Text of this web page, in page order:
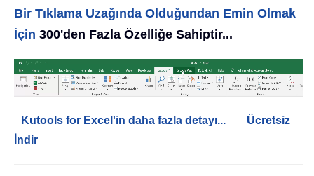
Bir Tıklama Uzağında Olduğundan Emin Olmak
İçin 300'den Fazla Özelliğe Sahiptir...
Kutools for Excel'in daha fazla detayı...
Ücretsiz
İndir